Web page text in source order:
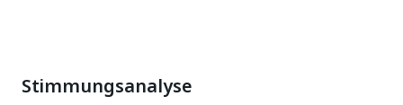
Stimmungsanalyse